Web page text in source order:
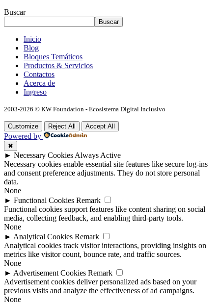
Buscar
Buscar
Inicio
Blog
Bloques Temáticos
Productos & Servicios
Contactos
Acerca de
Ingreso
2003-2026 © KW Foundation - Ecosistema Digital Inclusivo
Customize Reject All Accept All
Powered by
✖
► Necessary Cookies Always Active
Necessary cookies enable essential site features like secure log-ins
and consent preference adjustments. They do not store personal
data.
None
► Functional Cookies Remark
Functional cookies support features like content sharing on social
media, collecting feedback, and enabling third-party tools.
None
► Analytical Cookies Remark
Analytical cookies track visitor interactions, providing insights on
metrics like visitor count, bounce rate, and traffic sources.
None
► Advertisement Cookies Remark
Advertisement cookies deliver personalized ads based on your
previous visits and analyze the effectiveness of ad campaigns.
None